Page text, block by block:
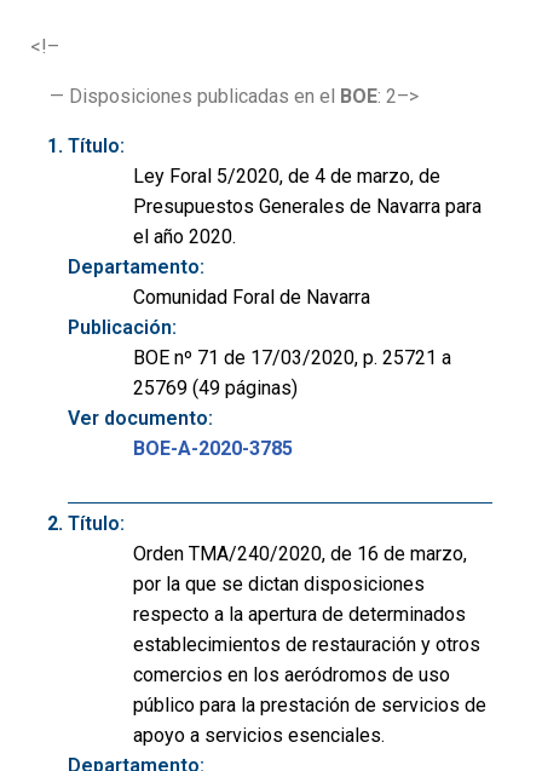
<!–
— Disposiciones publicadas en el BOE: 2–>
Título:
Ley Foral 5/2020, de 4 de marzo, de
Presupuestos Generales de Navarra para
el año 2020.
Departamento:
Comunidad Foral de Navarra
Publicación:
BOE nº 71 de 17/03/2020, p. 25721 a
25769 (49 páginas)
Ver documento:
BOE-A-2020-3785
Título:
Orden TMA/240/2020, de 16 de marzo,
por la que se dictan disposiciones
respecto a la apertura de determinados
establecimientos de restauración y otros
comercios en los aeródromos de uso
público para la prestación de servicios de
apoyo a servicios esenciales.
Departamento: